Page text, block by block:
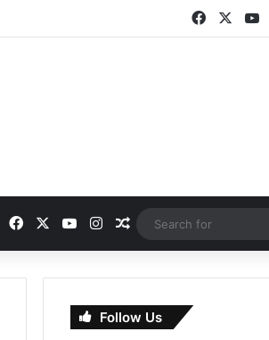
Facebook
Facebook YouTubeInstagramRandom Article
Follow Us